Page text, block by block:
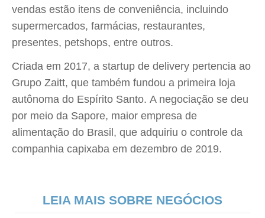
vendas estão itens de conveniência, incluindo
supermercados, farmácias, restaurantes,
presentes, petshops, entre outros.
Criada em 2017, a startup de delivery pertencia ao
Grupo Zaitt, que também fundou a primeira loja
autônoma do Espírito Santo. A negociação se deu
por meio da Sapore, maior empresa de
alimentação do Brasil, que adquiriu o controle da
companhia capixaba em dezembro de 2019.
LEIA MAIS SOBRE NEGÓCIOS